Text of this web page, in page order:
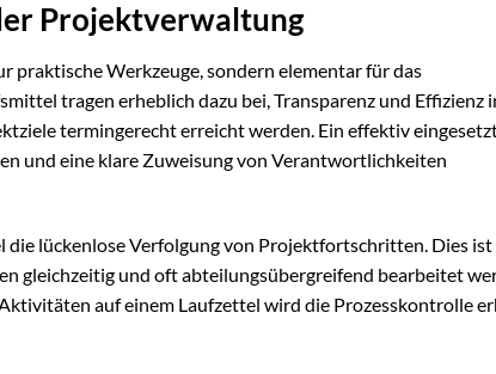
Projektverwaltung
Werkzeuge, sondern elementar für das
tragen erheblich dazu bei, Transparenz und Effizienz
termingerecht erreicht werden. Ein effektiv
und eine klare Zuweisung von Verantwortlichkeiten
lückenlose Verfolgung von Projektfortschritten. Dies ist
gleichzeitig und oft abteilungsübergreifend bearbeitet
auf einem Laufzettel wird die Prozesskontrolle